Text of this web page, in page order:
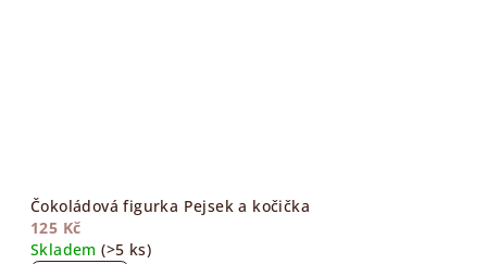
Čokoládová figurka Pejsek a kočička
125 Kč
Skladem(>5 ks)